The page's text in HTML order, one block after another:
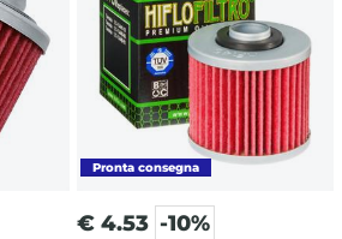
€ 4.53 -10%